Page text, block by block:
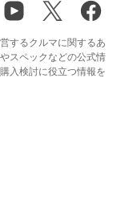
するクルマに関するあ
スペックなどの公式情
入検討に役立つ情報を